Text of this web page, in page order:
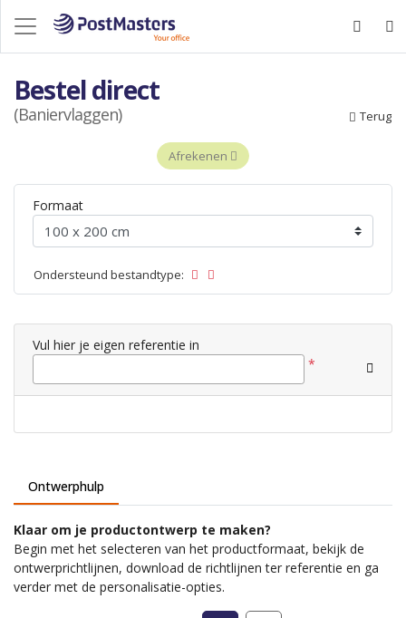
Bestel direct
(Baniervlaggen) Terug
Ontwerphulp
Klaar om je productontwerp te maken?
Begin met het selecteren van het productformaat, bekijk de
ontwerprichtlijnen, download de richtlijnen ter referentie en ga
verder met de personalisatie-opties.
Afrekenen
Formaat
Ondersteund bestandtype:
Vul hier je eigen referentie in
*